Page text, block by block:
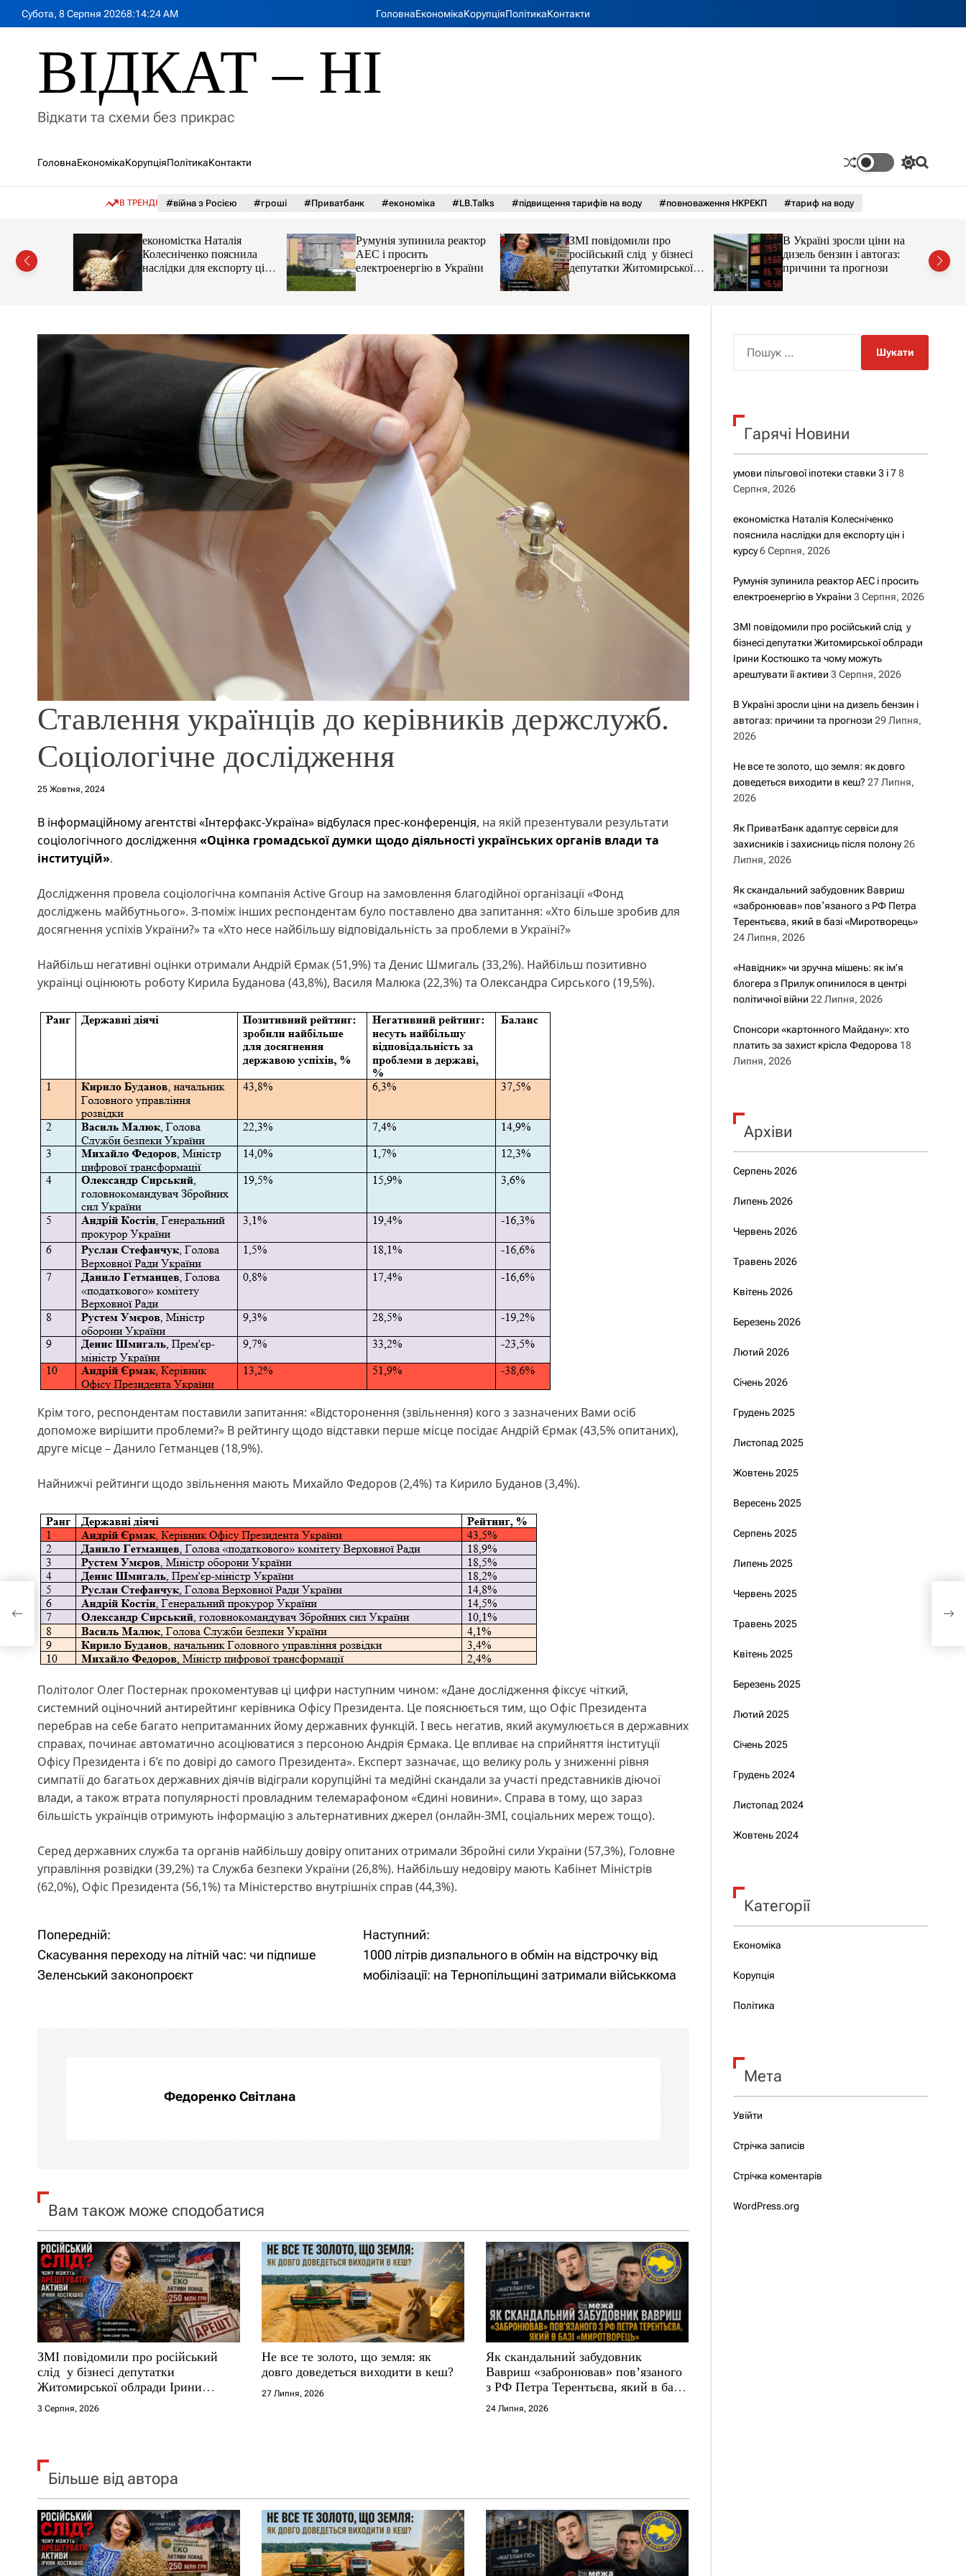
Субота, 8 Серпня 20268:14:26AM ГоловнаЕкономікаКорупціяПолітикаКонтакти
ВІДКАТ – НІ
Відкати та схеми без прикрас
ГоловнаЕкономікаКорупціяПолітикаКонтакти
П
к
а
ч
р
о
у
П
В ТРЕНДІ #війна з Росією #гроші #Приватбанк #економіка #LB.Talks #підвищення тарифів на воду #повноваження НКРЕКП #тариф на воду
економістка Наталія
Колесніченко пояснила
наслідки для експорту цін і
курсу
Румунія зупинила реактор
АЕС і просить
електроенергію в України
ЗМІ повідомили про
російський слід у бізнесі
депутатки Житомирської
облради Ірини Костюшко
та чому можуть арештувати
В Україні зросли ціни на
дизель бензин і автогаз:
причини та прогнози
Ставлення українців до керівників держслужб.
Соціологічне дослідження
25 Жовтня, 2024
В інформаційному агентстві «Інтерфакс-Україна» відбулася прес-конференція, на якій презентували результати
соціологічного дослідження «Оцінка громадської думки щодо діяльності українських органів влади та
інституцій».
Дослідження провела соціологічна компанія Active Group на замовлення благодійної організації «Фонд
досліджень майбутнього». З-поміж інших респондентам було поставлено два запитання: «Хто більше зробив для
досягнення успіхів України?» та «Хто несе найбільшу відповідальність за проблеми в Україні?»
Найбільш негативні оцінки отримали Андрій Єрмак (51,9%) та Денис Шмигаль (33,2%). Найбільш позитивно
українці оцінюють роботу Кирила Буданова (43,8%), Василя Малюка (22,3%) та Олександра Сирського (19,5%).
Крім того, респондентам поставили запитання: «Відсторонення (звільнення) кого з зазначених Вами осіб
допоможе вирішити проблеми?» В рейтингу щодо відставки перше місце посідає Андрій Єрмак (43,5% опитаних),
друге місце – Данило Гетманцев (18,9%).
Найнижчі рейтинги щодо звільнення мають Михайло Федоров (2,4%) та Кирило Буданов (3,4%).
Політолог Олег Постернак прокоментував ці цифри наступним чином: «Дане дослідження фіксує чіткий,
системний оціночний антирейтинг керівника Офісу Президента. Це пояснюється тим, що Офіс Президента
перебрав на себе багато непритаманних йому державних функцій. І весь негатив, який акумулюється в державних
справах, починає автоматично асоціюватися з персоною Андрія Єрмака. Це впливає на сприйняття інституції
Офісу Президента і б’є по довірі до самого Президента». Експерт зазначає, що велику роль у зниженні рівня
симпатії до багатьох державних діячів відіграли корупційні та медійні скандали за участі представників діючої
влади, а також втрата популярності провладним телемарафоном «Єдині новини». Справа в тому, що зараз
більшість українців отримують інформацію з альтернативних джерел (онлайн-ЗМІ, соціальних мереж тощо).
Серед державних служба та органів найбільшу довіру опитаних отримали Збройні сили України (57,3%), Головне
управління розвідки (39,2%) та Служба безпеки України (26,8%). Найбільшу недовіру мають Кабінет Міністрів
(62,0%), Офіс Президента (56,1%) та Міністерство внутрішніх справ (44,3%).
Н
а
и
г
а
ц
и
я
о
з
а
п
и
с
м
Н
а
і
г
а
ц
і
я
а
п
и
с
і
в
Попередній:
Скасування переходу на літній час: чи підпише
Зеленський законопроєкт
Наступний:
1000 літрів дизпального в обмін на відстрочку від
мобілізації: на Тернопільщині затримали військкома
Федоренко Світлана
Вам також може сподобатися
ЗМІ повідомили про російський
слід у бізнесі депутатки
Житомирської облради Ірини
Костюшко та чому можуть
арештувати її активи
3 Серпня, 2026
Не все те золото, що земля: як
довго доведеться виходити в кеш?
27 Липня, 2026
Як скандальний забудовник
Вавриш «забронював» повʼязаного
з РФ Петра Терентьєва, який в базі
«Миротворець»
24 Липня, 2026
Більше від автора
к
Гарячі Новини
умови пільгової іпотеки ставки 3 і 7 8
Серпня, 2026
економістка Наталія Колесніченко
пояснила наслідки для експорту цін і
курсу 6 Серпня, 2026
Румунія зупинила реактор АЕС і просить
електроенергію в України 3 Серпня, 2026
ЗМІ повідомили про російський слід у
бізнесі депутатки Житомирської облради
Ірини Костюшко та чому можуть
арештувати її активи 3 Серпня, 2026
В Україні зросли ціни на дизель бензин і
автогаз: причини та прогнози 29 Липня,
2026
Не все те золото, що земля: як довго
доведеться виходити в кеш? 27 Липня,
2026
Як ПриватБанк адаптує сервіси для
захисників і захисниць після полону 26
Липня, 2026
Як скандальний забудовник Вавриш
«забронював» повʼязаного з РФ Петра
Терентьєва, який в базі «Миротворець»
24 Липня, 2026
«Навідник» чи зручна мішень: як ім’я
блогера з Прилук опинилося в центрі
політичної війни 22 Липня, 2026
Спонсори «картонного Майдану»: хто
платить за захист крісла Федорова 18
Липня, 2026
Архіви
Серпень 2026
Липень 2026
Червень 2026
Травень 2026
Квітень 2026
Березень 2026
Лютий 2026
Січень 2026
Грудень 2025
Листопад 2025
Жовтень 2025
Вересень 2025
Серпень 2025
Липень 2025
Червень 2025
Травень 2025
Квітень 2025
Березень 2025
Лютий 2025
Січень 2025
Грудень 2024
Листопад 2024
Жовтень 2024
Категорії
Економіка
Корупція
Політика
Мета
Увійти
Стрічка записів
Стрічка коментарів
WordPress.org